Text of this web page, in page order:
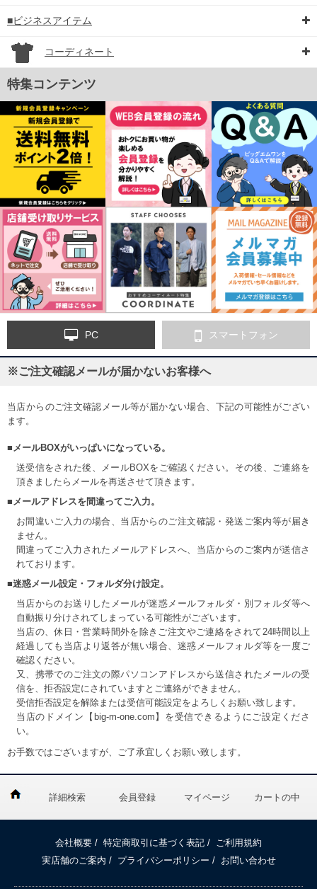
■ビジネスアイテム
コーディネート
特集コンテンツ
PC スマートフォン
※ご注文確認メールが届かないお客様へ
当店からのご注文確認メール等が届かない場合、下記の可能性がござい
ます。
■メールBOXがいっぱいになっている。
送受信をされた後、メールBOXをご確認ください。その後、ご連絡を
頂きましたらメールを再送させて頂きます。
■メールアドレスを間違ってご入力。
お間違いご入力の場合、当店からのご注文確認・発送ご案内等が届き
ません。
間違ってご入力されたメールアドレスへ、当店からのご案内が送信さ
れております。
■迷惑メール設定・フォルダ分け設定。
当店からのお送りしたメールが迷惑メールフォルダ・別フォルダ等へ
自動振り分けされてしまっている可能性がございます。
当店の、休日・営業時間外を除きご注文やご連絡をされて24時間以上
経過しても当店より返答が無い場合、迷惑メールフォルダ等を一度ご
確認ください。
又、携帯でのご注文の際パソコンアドレスから送信されたメールの受
信を、拒否設定にされていますとご連絡ができません。
受信拒否設定を解除または受信可能設定をよろしくお願い致します。
当店のドメイン【big-m-one.com】を受信できるようにご設定くださ
い。
お手数ではございますが、ご了承宜しくお願い致します。
詳細検索 会員登録 マイページ カートの中
会社概要 / 特定商取引に基づく表記 /
ご利用規約
実店舗のご案内 / プライバシーポリシー / お問い合わせ